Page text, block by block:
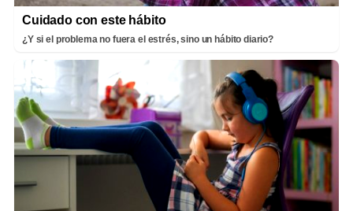
Cuidado con este hábito
¿Y si el problema no fuera el estrés, sino un hábito diario?